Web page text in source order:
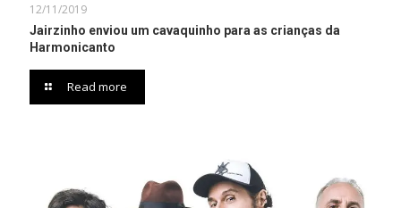
12/11/2019
Jairzinho enviou um cavaquinho para as crianças da
Harmonicanto
Read more